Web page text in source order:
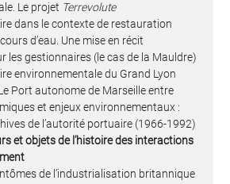
Le projet Terrevolute
dans le contexte de restauration
d’eau. Une mise en récit
les gestionnaires (le cas de la Mauldre)
environnementale du Grand Lyon
Port autonome de Marseille entre
et enjeux environnementaux :
de l’autorité portuaire (1966-1992)
et objets de l’histoire des interactions
de l’industrialisation britannique